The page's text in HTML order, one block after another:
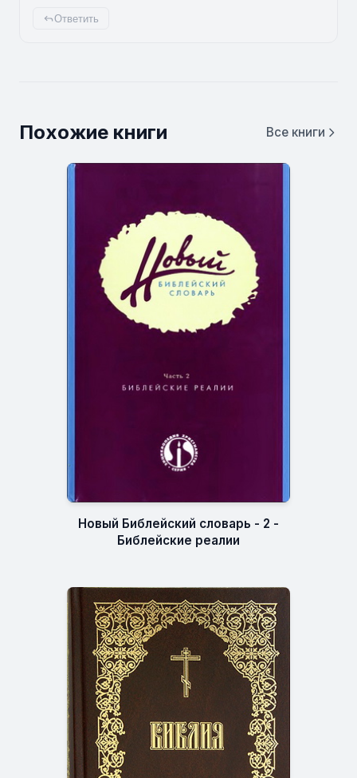
Ответить
Похожие книги Все книги
Новый Библейский словарь - 2 -
Библейские реалии